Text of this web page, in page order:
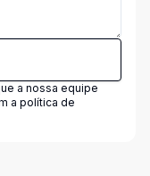
a nossa equipe
a política de